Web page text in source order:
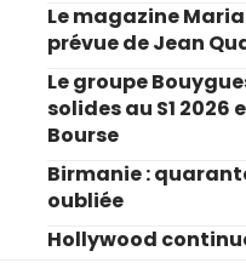
Le magazine
prévue de Jean
Le groupe
solides au S1 2026
Bourse
Birmanie :
oubliée
Hollywood